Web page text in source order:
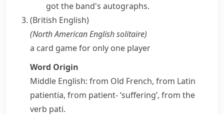
got the band's autographs.
(British English)
(North American Englishsolitaire)
a card game for only one player
Word Origin
Middle English: from Old French, from Latin
patientia, from patient-‘suffering’, from the
verb pati.